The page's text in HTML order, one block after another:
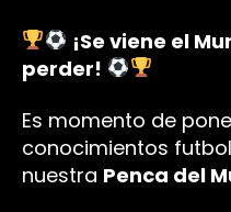
¡Se viene el
perder!
Es momento de
conocimientos
nuestra Penca del